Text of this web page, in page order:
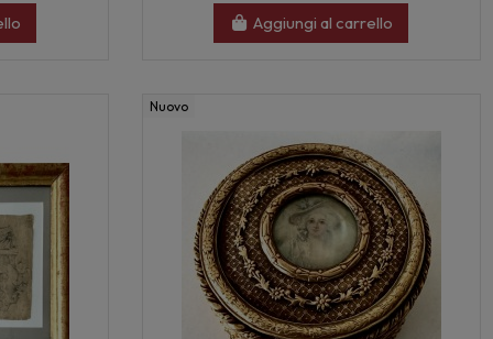
Aggiungi al carrello
Nuovo